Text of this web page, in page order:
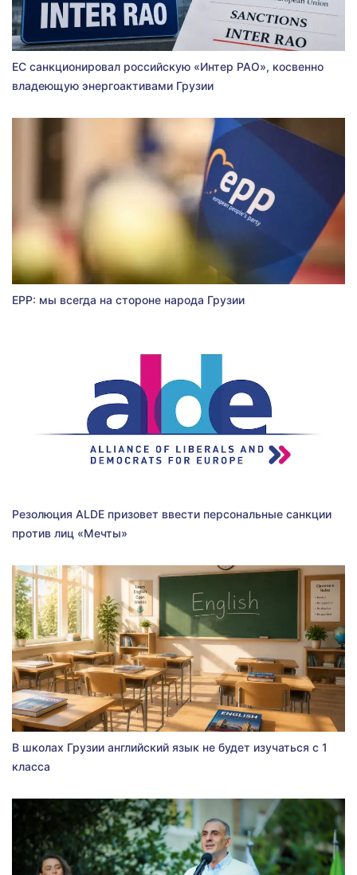
ЕС санкционировал российскую «Интер РАО», косвенно
владеющую энергоактивами Грузии
EPP: мы всегда на стороне народа Грузии
Резолюция ALDE призовет ввести персональные санкции
против лиц «Мечты»
В школах Грузии английский язык не будет изучаться с 1
класса